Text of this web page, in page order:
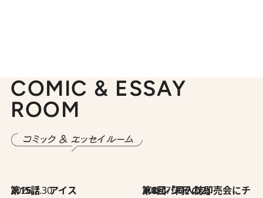
COMIC & ESSAY
ROOM
2026.7.30
第15話 アイス 2026.7.30
第8回「同人誌即売会にチャレンジ その2」